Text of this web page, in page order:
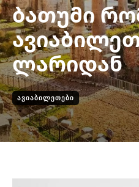
ბათუმი
ლარიდან
ᲐᲕᲘᲐᲑᲘᲚᲔᲗᲔᲑᲘ